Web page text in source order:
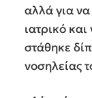
αλλά για
ιατρικό
στάθηκε
νοσηλείας